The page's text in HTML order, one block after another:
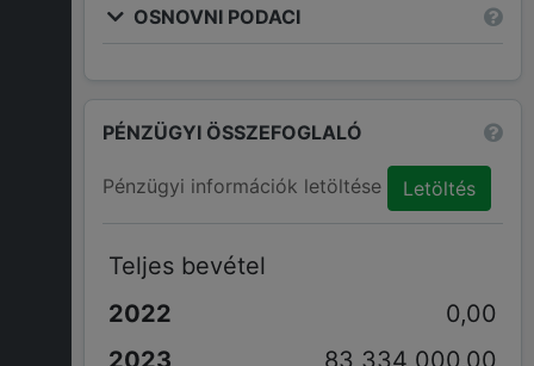
OSNOVNI PODACI
PÉNZÜGYI ÖSSZEFOGLALÓ
Pénzügyi információk letöltése Letöltés
Teljes bevétel
0,00
83 334 000,00